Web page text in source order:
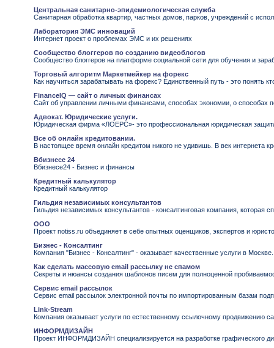
Центральная санитарно-эпидемиологическая служба
Санитарная обработка квартир, частных домов, парков, учреждений с
Лаборатория ЭМС инноваций
Интернет проект о проблемах ЭМС и их решениях
Сообщество блоггеров по созданию видеоблогов
Сообщество блоггеров на платформе социальной сети для обучения и
Торговый алгоритм Маркетмейкер на форекс
Как научиться зарабатывать на форекс? Единственный путь - это понять
FinanceIQ — сайт о личных финансах
Сайт об управлении личными финансами, способах экономии, о способах
Адвокат. Юридические услуги.
Юридическая фирма «ЛОЕРС»- это профессиональная юридическая
Все об онлайн кредитовании.
В настоящее время онлайн кредитом никого не удивишь. В век интернета
Вбизнесе 24
Вбизнесе24 - Бизнес и финансы
Кредитный калькулятор
Кредитный калькулятор
Гильдия независимых консультантов
Гильдия независимых консультантов - консалтинговая компания, которая
ООО
Проект notiss.ru объединяет в себе опытных оценщиков, экспертов и
Бизнес - Консалтинг
Компания "Бизнес - Консалтинг" - оказывает качественные услуги в
Как сделать массовую email рассылку не спамом
Секреты и нюансы создания шаблонов писем для полноценной
Сервис email рассылок
Сервис email рассылок электронной почты по импортированным базам
Link-Stream
Компания оказывает услуги по естественному ссылочному продвижению
ИНФОРМДИЗАЙН
Проект ИНФОРМДИЗАЙН специализируется на разработке графического